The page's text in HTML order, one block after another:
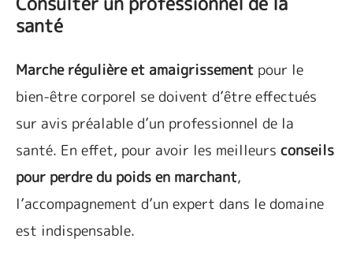
santé
Marche régulière et amaigrissement pour le
bien-être corporel se doivent d’être effectués
sur avis préalable d’un professionnel de la
santé. En effet, pour avoir les meilleurs conseils
pour perdre du poids en marchant,
l’accompagnement d’un expert dans le domaine
est indispensable.